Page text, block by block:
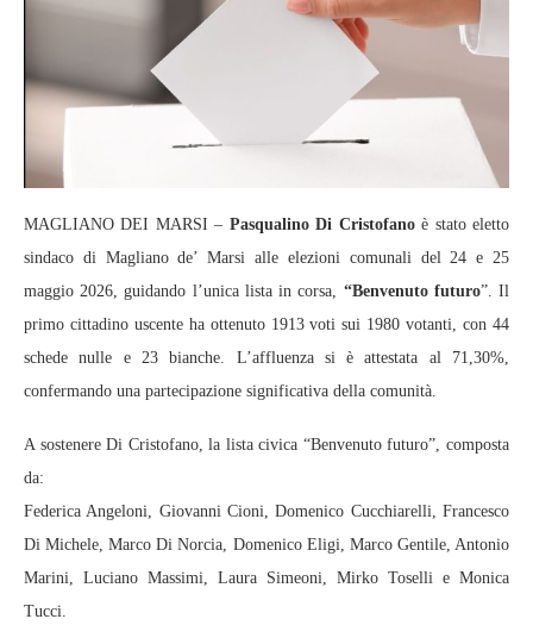
MAGLIANO DEI MARSI – Pasqualino Di Cristofanoè stato eletto
sindaco di Magliano de’ Marsi alle elezioni comunali del 24 e 25
maggio 2026, guidando l’unica lista in corsa,
“Benvenuto futuro”. Il
primo cittadino uscente ha ottenuto 1913 voti sui 1980 votanti, con 44
schede nulle e 23 bianche. L’affluenza si è attestata al 71,30%,
confermando una partecipazione significativa della comunità.
A sostenere Di Cristofano, la lista civica “Benvenuto futuro”, composta
da:
Federica Angeloni, Giovanni Cioni, Domenico Cucchiarelli, Francesco
Di Michele, Marco Di Norcia, Domenico Eligi, Marco Gentile, Antonio
Marini, Luciano Massimi, Laura Simeoni, Mirko Toselli e Monica
Tucci.